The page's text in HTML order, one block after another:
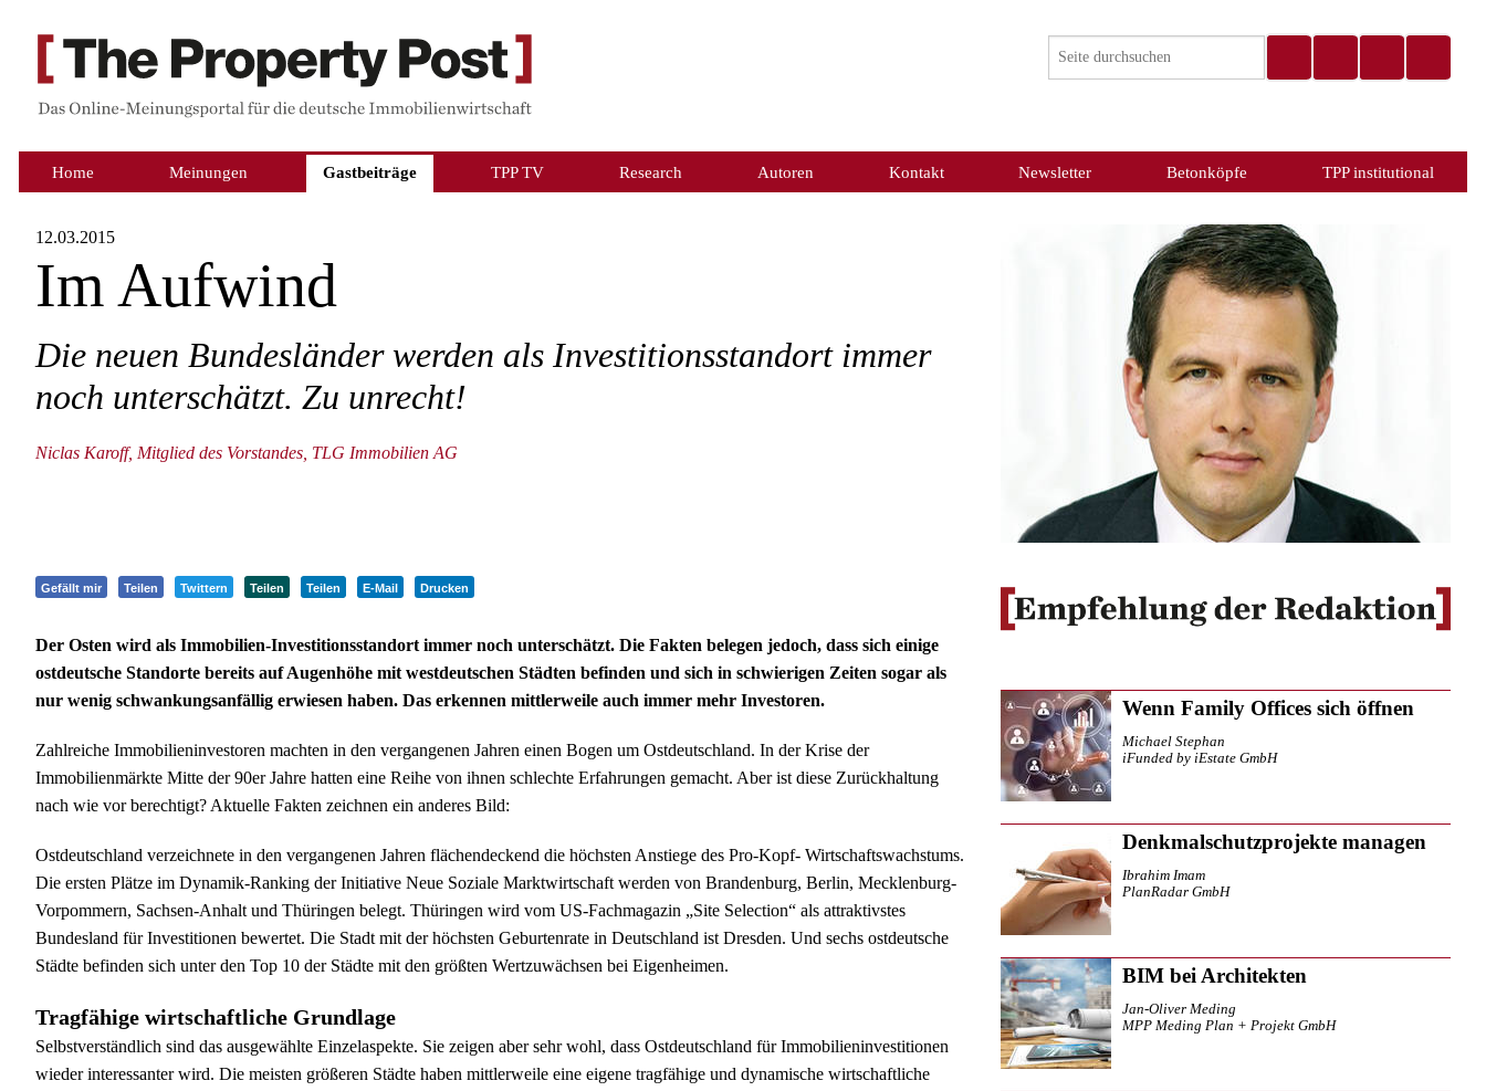
Home Meinungen Gastbeiträge TPP TV Research Autoren Kontakt Newsletter Betonköpfe TPP institutional
12.03.2015
Im Aufwind
Die neuen Bundesländer werden als Investitionsstandort immer
noch unterschätzt. Zu unrecht!
Niclas Karoff, Mitglied des Vorstandes, TLG Immobilien AG
Gefällt mir Teilen Twittern Teilen Teilen E-Mail Drucken
Der Osten wird als Immobilien-Investitionsstandort immer noch unterschätzt. Die Fakten belegen jedoch, dass sich einige
ostdeutsche Standorte bereits auf Augenhöhe mit westdeutschen Städten befinden und sich in schwierigen Zeiten sogar als
nur wenig schwankungsanfällig erwiesen haben. Das erkennen mittlerweile auch immer mehr Investoren.
Zahlreiche Immobilieninvestoren machten in den vergangenen Jahren einen Bogen um Ostdeutschland. In der Krise der
Immobilienmärkte Mitte der 90er Jahre hatten eine Reihe von ihnen schlechte Erfahrungen gemacht. Aber ist diese Zurückhaltung
nach wie vor berechtigt? Aktuelle Fakten zeichnen ein anderes Bild:
Ostdeutschland verzeichnete in den vergangenen Jahren flächendeckend die höchsten Anstiege des Pro-Kopf- Wirtschaftswachstums.
Die ersten Plätze im Dynamik-Ranking der Initiative Neue Soziale Marktwirtschaft werden von Brandenburg, Berlin, Mecklenburg-
Vorpommern, Sachsen-Anhalt und Thüringen belegt. Thüringen wird vom US-Fachmagazin „Site Selection“ als attraktivstes
Bundesland für Investitionen bewertet. Die Stadt mit der höchsten Geburtenrate in Deutschland ist Dresden. Und sechs ostdeutsche
Städte befinden sich unter den Top 10 der Städte mit den größten Wertzuwächsen bei Eigenheimen.
Tragfähige wirtschaftliche Grundlage
Selbstverständlich sind das ausgewählte Einzelaspekte. Sie zeigen aber sehr wohl, dass Ostdeutschland für Immobilieninvestitionen
wieder interessanter wird. Die meisten größeren Städte haben mittlerweile eine eigene tragfähige und dynamische wirtschaftliche
Wenn Family Offices sich öffnen
Michael Stephan
iFunded by iEstate GmbH
Denkmalschutzprojekte managen
Ibrahim Imam
PlanRadar GmbH
BIM bei Architekten
Jan-Oliver Meding
MPP Meding Plan + Projekt GmbH